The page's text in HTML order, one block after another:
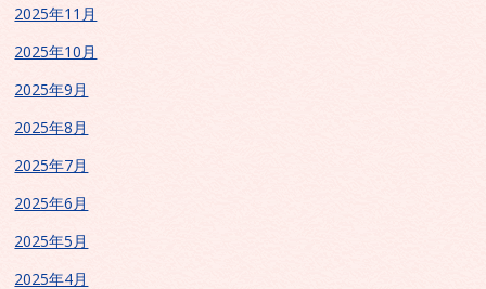
2025年11月
2025年10月
2025年9月
2025年8月
2025年7月
2025年6月
2025年5月
2025年4月